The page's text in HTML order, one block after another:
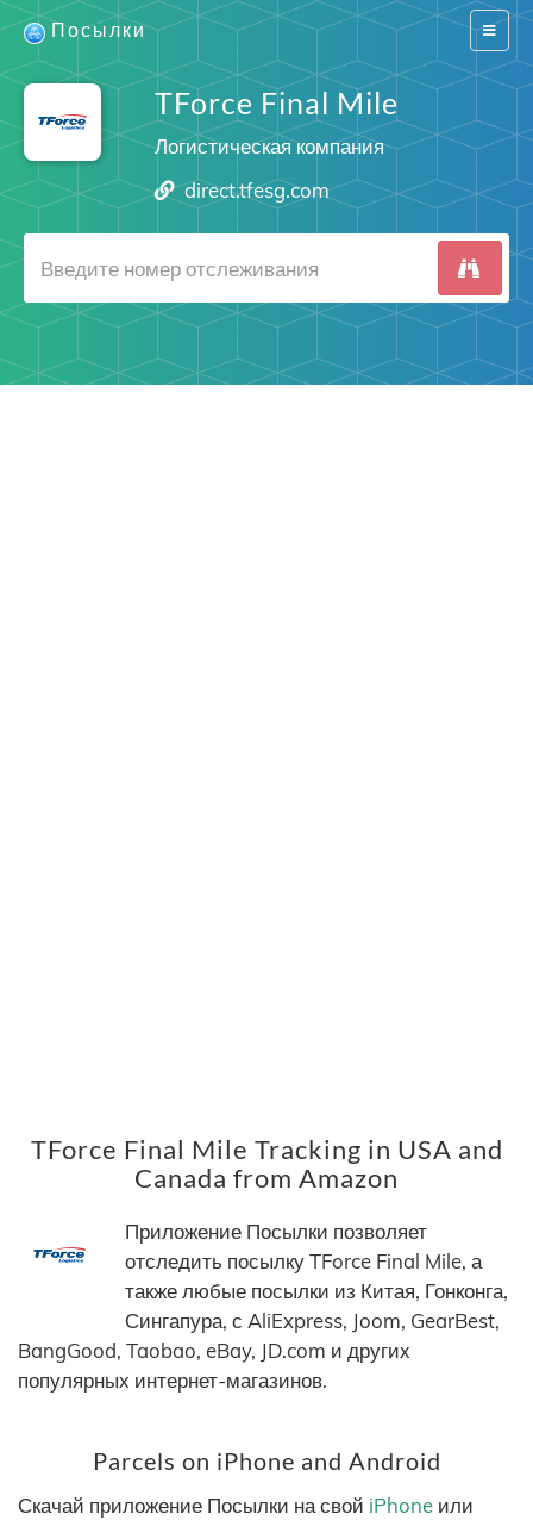
Switch
Посылки
TForce Final Mile
Логистическая компания
direct.tfesg.com
TForce Final Mile Tracking in USA and
Canada from Amazon
Приложение Посылки позволяет
отследить посылку TForce Final Mile, а
также любые посылки из Китая, Гонконга,
Сингапура, с AliExpress, Joom, GearBest,
BangGood, Taobao, eBay, JD.com и других
популярных интернет-магазинов.
Parcels on iPhone and Android
Скачай приложение Посылки на свой iPhone или